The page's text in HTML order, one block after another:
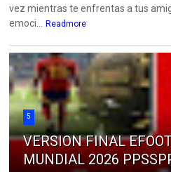
vez mientras te enfrentas a tus
emoci...
Readmore
5
VERSION FINAL
MUNDIAL 2026